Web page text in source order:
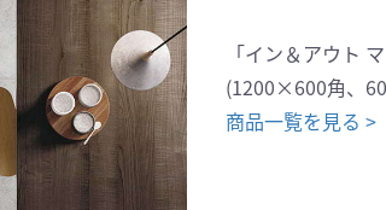
「イン＆アウト
(1200×600角、
商品一覧を見る >